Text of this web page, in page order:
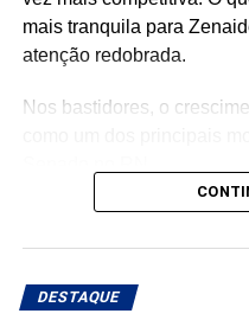
mais tranquila para
atenção redobrada.
Nos bastidores, o
DESTAQUE